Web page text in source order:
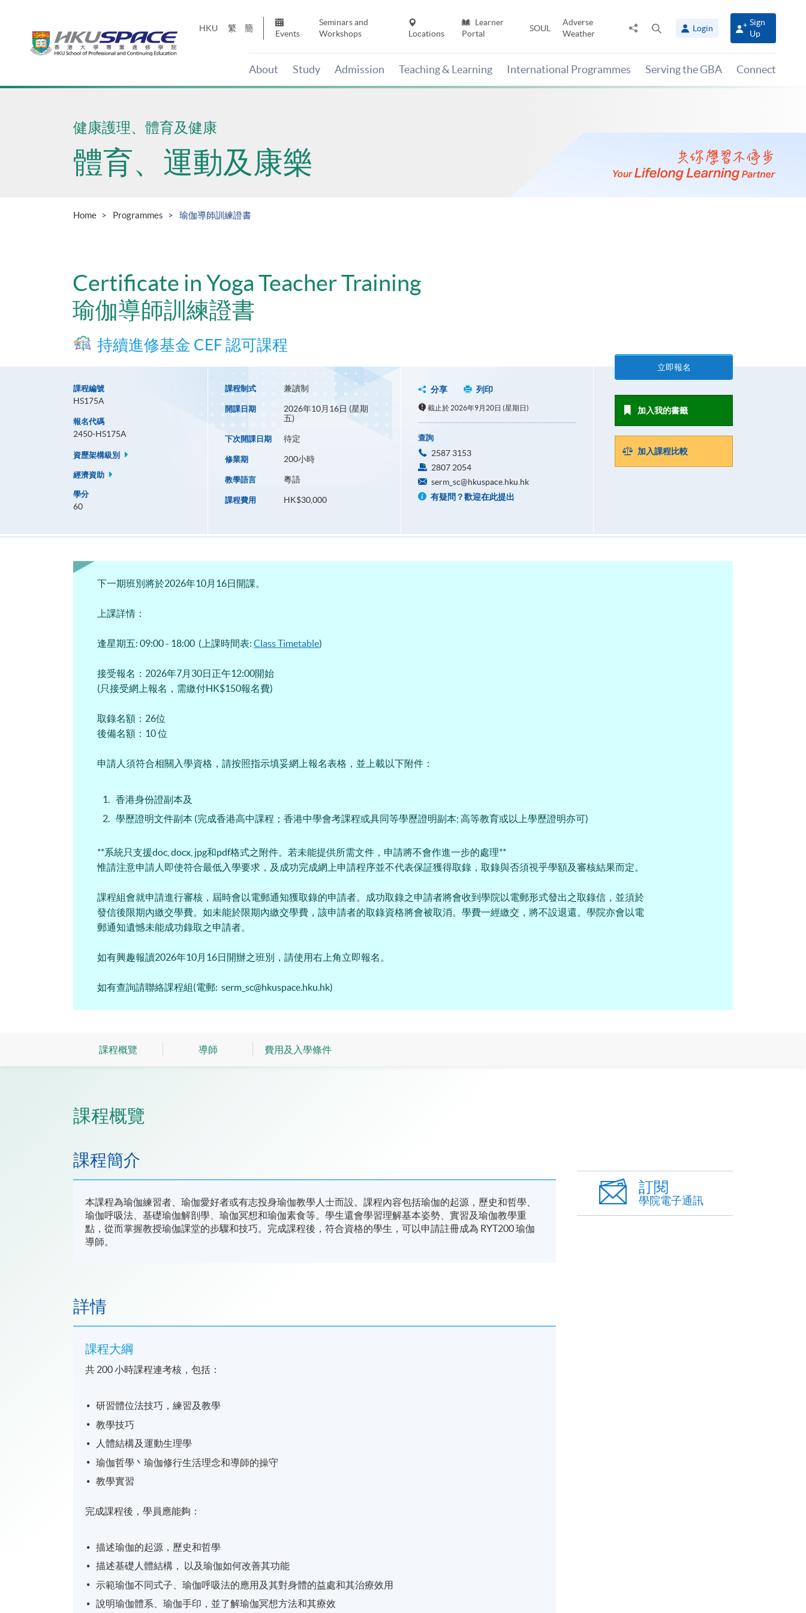
HKU 繁 簡
Events
Seminars and
Workshops
Locations
Learner
Portal
SOUL
Adverse
Weather
Share
panel
Login
Sign
Up
About Study Admission Teaching & Learning International Programmes Serving the GBA Connect
Main
健康護理、體育及健康
體育、運動及康樂
Home Programmes 瑜伽導師訓練證書
Certificate in Yoga Teacher Training
瑜伽導師訓練證書
持續進修基金 CEF 認可課程
課程編號
HS175A
報名代碼
2450-HS175A
資歷架構級別
經濟資助
學分
60
課程制式 兼讀制
開課日期
2026年10月16日 (星期
五)
下次開課日期 待定
修業期 200小時
教學語言 粵語
課程費用 HK$30,000
分享 列印
截止於 2026年9月20日 (星期日)
查詢
2587 3153
2807 2054
serm_sc@hkuspace.hku.hk
有疑問？歡迎在此提出
立即報名
加入我的書籤
加入課程比較
下一期班別將於2026年10月16日開課。
上課詳情：
逢星期五: 09:00 - 18:00 (上課時間表: Class Timetable)
接受報名：2026年7月30日正午12:00開始
(只接受網上報名，需繳付HK$150報名費)
取錄名額：26位
後備名額：10 位
申請人須符合相關入學資格，請按照指示填妥網上報名表格，並上載以下附件：
香港身份證副本及
學歷證明文件副本 (完成香港高中課程；香港中學會考課程或具同等學歷證明副本; 高等教育或以上學歷證明亦可)
**系統只支援doc, docx, jpg和pdf格式之附件。若未能提供所需文件，申請將不會作進一步的處理**
惟請注意申請人即使符合最低入學要求，及成功完成網上申請程序並不代表保証獲得取錄，取錄與否須視乎學額及審核結果而定。
課程組會就申請進行審核，屆時會以電郵通知獲取錄的申請者。成功取錄之申請者將會收到學院以電郵形式發出之取錄信，並須於
發信後限期內繳交學費。如未能於限期內繳交學費，該申請者的取錄資格將會被取消。學費一經繳交，將不設退還。學院亦會以電
郵通知遺憾未能成功錄取之申請者。
如有興趣報讀2026年10月16日開辦之班別，請使用右上角立即報名。
如有查詢請聯絡課程組(電郵: serm_sc@hkuspace.hku.hk)
課程概覽 導師 費用及入學條件
課程概覽
課程簡介
本課程為瑜伽練習者、瑜伽愛好者或有志投身瑜伽教學人士而設。課程內容包括瑜伽的起源，歷史和哲學、
瑜伽呼吸法、基礎瑜伽解剖學、瑜伽冥想和瑜伽素食等。學生還會學習理解基本姿勢、實習及瑜伽教學重
點，從而掌握教授瑜伽課堂的步驟和技巧。完成課程後，符合資格的學生，可以申請註冊成為 RYT200 瑜伽
導師。
詳情
課程大綱
共 200 小時課程連考核，包括：
研習體位法技巧，練習及教學
教學技巧
人體結構及運動生理學
瑜伽哲學丶瑜伽修行生活理念和導師的操守
教學實習
完成課程後，學員應能夠：
描述瑜伽的起源，歷史和哲學
描述基礎人體結構， 以及瑜伽如何改善其功能
示範瑜伽不同式子、瑜伽呼吸法的應用及其對身體的益處和其治療效用
說明瑜伽體系、瑜伽手印，並了解瑜伽冥想方法和其療效
訂閱
學院電子通訊